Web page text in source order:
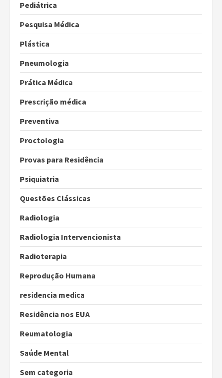
Pediátrica
Pesquisa Médica
Plástica
Pneumologia
Prática Médica
Prescrição médica
Preventiva
Proctologia
Provas para Residência
Psiquiatria
Questões Clássicas
Radiologia
Radiologia Intervencionista
Radioterapia
Reprodução Humana
residencia medica
Residência nos EUA
Reumatologia
Saúde Mental
Sem categoria